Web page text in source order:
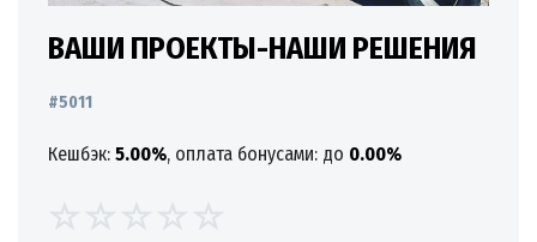
ВАШИ ПРОЕКТЫ-НАШИ РЕШЕНИЯ
#5011
Кешбэк: 5.00%, оплата бонусами: до 0.00%